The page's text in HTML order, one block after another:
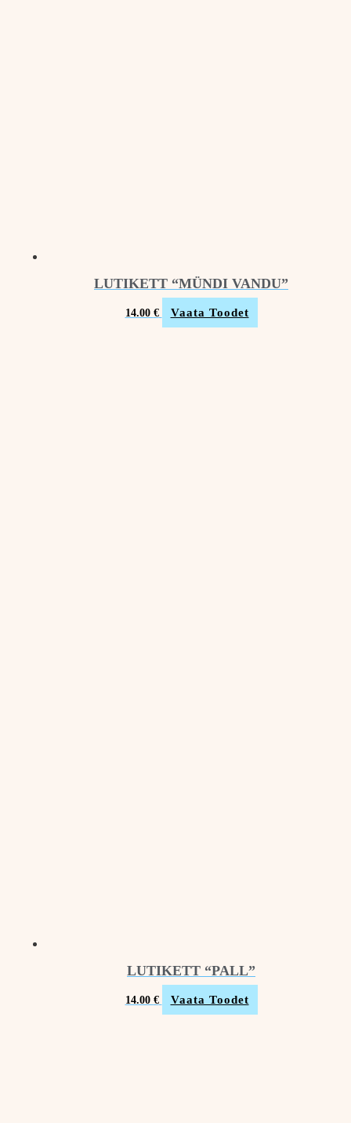
LUTIKETT “MÜNDI VANDU”
14.00 € Vaata Toodet
LUTIKETT “PALL”
14.00 € Vaata Toodet